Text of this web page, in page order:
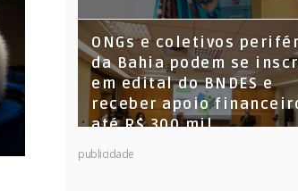
ONGs e coletivos
da Bahia podem se
em edital do BNDES e
receber apoio
até R$ 300 mil
publicidade